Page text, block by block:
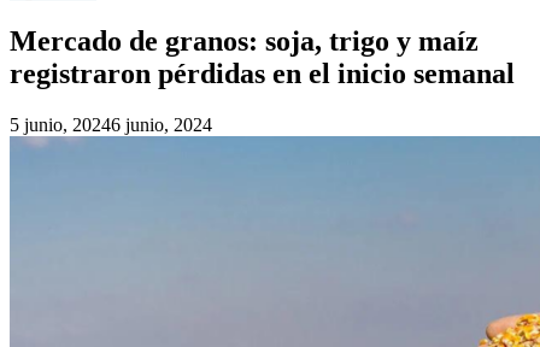
Mercado de granos: soja, trigo y maíz
registraron pérdidas en el inicio semanal
5 junio, 20246 junio, 2024